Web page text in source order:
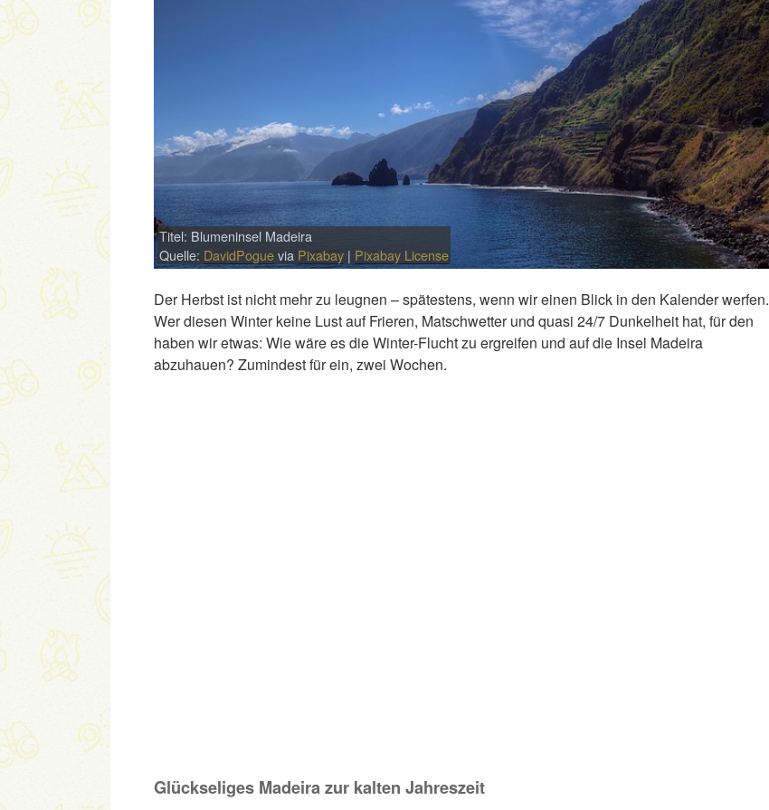
Titel: Blumeninsel Madeira
Quelle: DavidPoguevia Pixabay | Pixabay License
Der Herbst ist nicht mehr zu leugnen – spätestens, wenn wir einen Blick in den Kalender werfen.
Wer diesen Winter keine Lust auf Frieren, Matschwetter und quasi 24/7 Dunkelheit hat, für den
haben wir etwas: Wie wäre es die Winter-Flucht zu ergreifen und auf die Insel Madeira
abzuhauen? Zumindest für ein, zwei Wochen.
Glückseliges Madeira zur kalten Jahreszeit